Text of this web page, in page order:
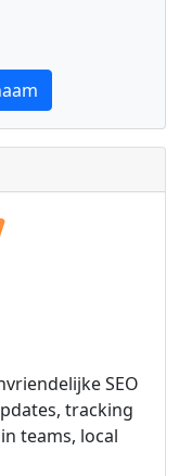
SEO
tracking
teams, local